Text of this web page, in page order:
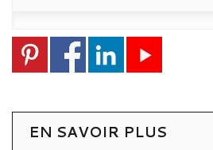
EN SAVOIR PLUS